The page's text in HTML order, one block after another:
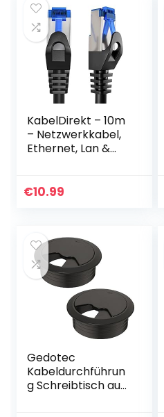
TV, Computer, PC,
Kabelschutz für
Hund, Katze,
Schwarz
KabelDirekt – 10m
– Netzwerkkabel,
Ethernet, Lan &
maximale
Gigabit Netzwerke,
Switches, Router,
Modems mit RJ45
Eingang, silber)
€10.99
Gedotec
Kabeldurchführun
g Schreibtisch aus